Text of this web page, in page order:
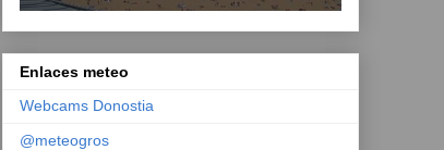
Enlaces meteo
Webcams Donostia
@meteogros